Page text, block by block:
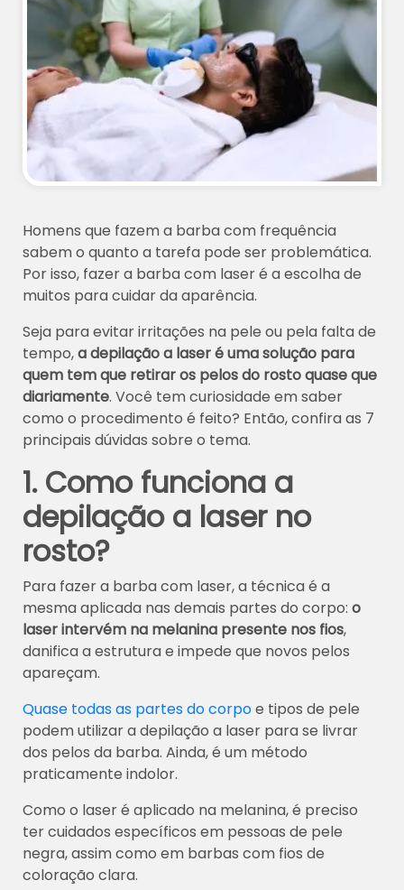
Homens que fazem a barba com frequência
sabem o quanto a tarefa pode ser problemática.
Por isso, fazer a barba com laser é a escolha de
muitos para cuidar da aparência.
Seja para evitar irritações na pele ou pela falta de
tempo,a depilação a laser é uma solução para
quem tem que retirar os pelos do rosto quase que
diariamente. Você tem curiosidade em saber
como o procedimento é feito? Então, confira as 7
principais dúvidas sobre o tema.
1. Como funciona a
depilação a laser no
rosto?
Para fazer a barba com laser, a técnica é a
mesma aplicada nas demais partes do corpo: o
laser intervém na melanina presente nos fios,
danifica a estrutura e impede que novos pelos
apareçam.
Quase todas as partes do corpoe tipos de pele
podem utilizar a depilação a laser para se livrar
dos pelos da barba. Ainda, é um método
praticamente indolor.
Como o laser é aplicado na melanina, é preciso
ter cuidados específicos em pessoas de pele
negra, assim como em barbas com fios de
coloração clara.